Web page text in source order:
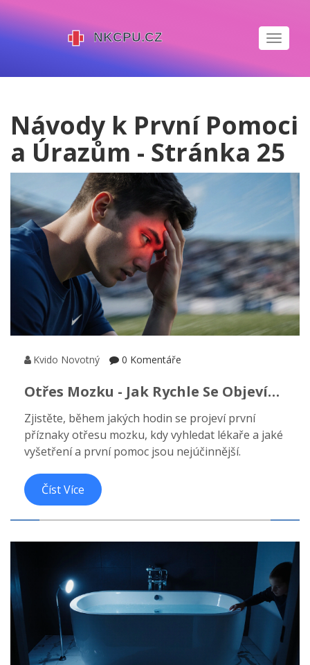
Zobrazit
navigaci
Návody k První Pomoci
a Úrazům - Stránka 25
Kvido Novotný 0 Komentáře
Otřes Mozku - Jak Rychle Se Objeví
Zjistěte, během jakých hodin se projeví první
příznaky otřesu mozku, kdy vyhledat lékaře a jaké
vyšetření a první pomoc jsou nejúčinnější.
Číst Více